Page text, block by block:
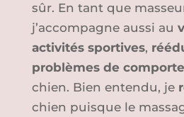
sûr. En tant que
j’accompagne aussi au
activités sportives,
problèmes de
chien. Bien entendu, je
chien puisque le